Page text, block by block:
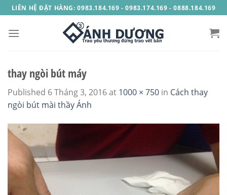
Skip
to
content
LIÊN HỆ ĐẶT HÀNG: 0983.184.169 - 0983.174.169 - 0888.184.169
thay ngòi bút máy
Published 6 Tháng 3, 2016at 1000 × 750 in Cách thay
ngòi bút mài thầy Ánh